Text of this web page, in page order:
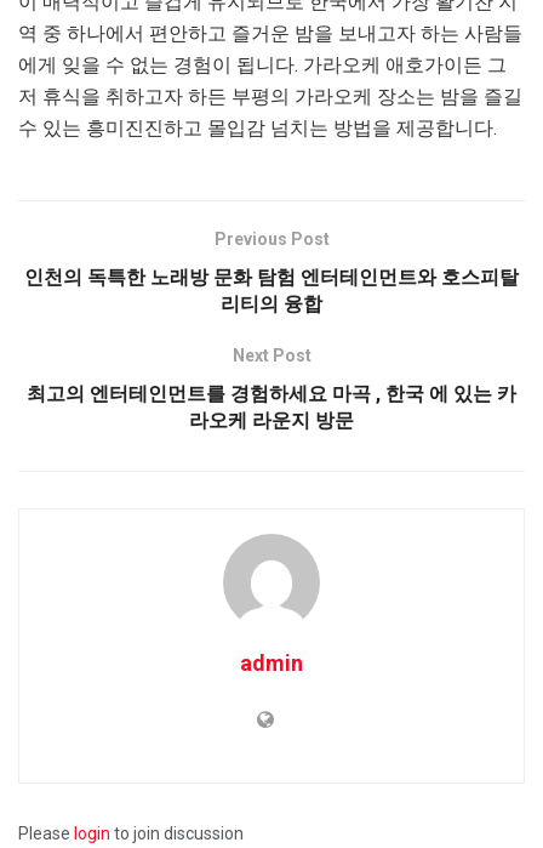
역 중 하나에서 편안하고 즐거운 밤을 보내고자 하는 사람들
에게 잊을 수 없는 경험이 됩니다. 가라오케 애호가이든 그
저 휴식을 취하고자 하든 부평의 가라오케 장소는 밤을 즐길
수 있는 흥미진진하고 몰입감 넘치는 방법을 제공합니다.
Previous Post
인천의 독특한 노래방 문화 탐험 엔터테인먼트와 호스피탈
리티의 융합
Next Post
최고의 엔터테인먼트를 경험하세요 마곡 , 한국 에 있는 카
라오케 라운지 방문
admin
Please login to join discussion